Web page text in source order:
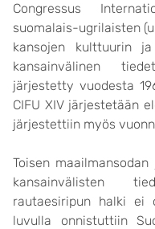
Congressus
suomalais-ugrilaisten
kansojen kulttuurin
kansainvälinen
järjestetty vuodesta
CIFU XIV järjestetään
järjestettiin myös
Toisen
kansainvälisten
rautaesiripun halki ei
luvulla onnistuttiin